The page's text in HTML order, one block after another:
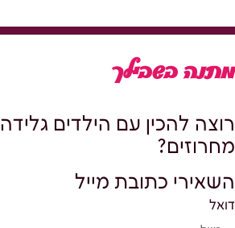
מתנה בשבילך
רוצה להכין עם הילדים גלידה
מחרוזים?
השאירי כתובת מייל
דואל